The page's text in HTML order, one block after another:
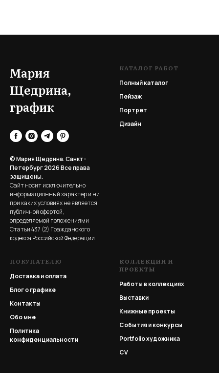
Мария
Щедрина,
график
© Мария Щедрина. Санкт-
Петербург 2026Все права
защищены.
Сайт носит исключительно
информационный характер и ни
при каких условиях не является
публичной офертой,
определяемой положениями
Статьи 437 (2) Гражданского
кодекса Российской Федерации
КАТАЛОГ РАБОТ
Полный каталог
Пейзаж
Портрет
Дизайн
ПОКУПАТЕЛЮ
Доставка и оплата
Блог о графике
Контакты
Обо мне
Политика
конфиденциальности
КОЛЛЕКЦИИ И
ПРОЕКТЫ
Работы в коллекциях
Выставки
Книжные проекты
События и конкурсы
Portfolioхудожника
CV